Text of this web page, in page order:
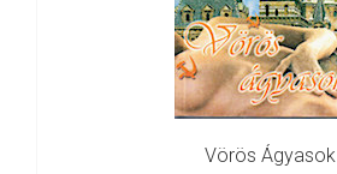
Vörös Ágyasok